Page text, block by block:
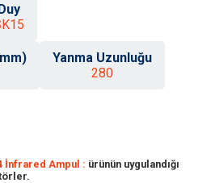
Yanma Uzunluğu
280
İnfrared Ampul : ürünün uygulandığı